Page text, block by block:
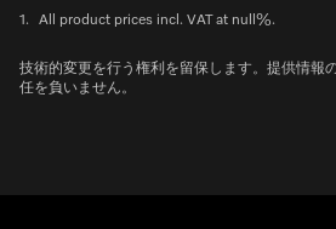
1. All product prices incl. VAT at null%.
技術的変更を行う権利を留保します。提供情報
任を負いません。